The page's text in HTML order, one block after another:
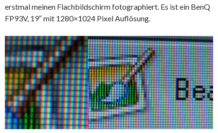
erstmal meinen Flachbildschirm fotographiert. Es ist ein BenQ
FP93V, 19″ mit 1280×1024 Pixel Auflösung.